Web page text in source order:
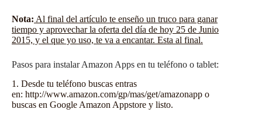
Nota: Al final del artículo te enseño un truco para ganar
tiempo y aprovechar la oferta del día de hoy 25 de Junio
2015, y el que yo uso, te va a encantar. Esta al final.
Pasos para instalar Amazon Apps en tu teléfono o tablet:
1. Desde tu teléfono buscas entras
en: http://www.amazon.com/gp/mas/get/amazonapp o
buscas en Google Amazon Appstore y listo.